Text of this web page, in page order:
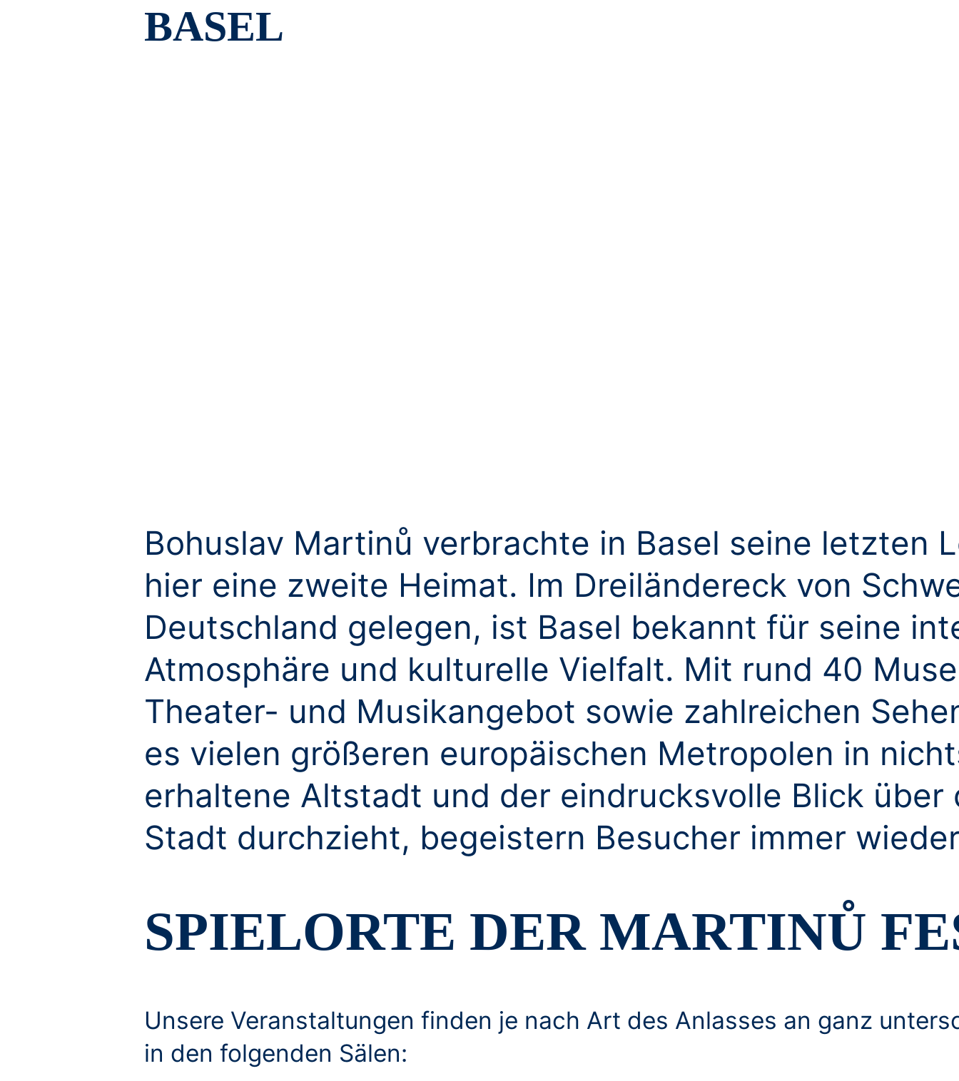
BASEL
Bohuslav Martinů verbrachte in Basel seine letzten
hier eine zweite Heimat. Im Dreiländereck von
Deutschland gelegen, ist Basel bekannt für seine
Atmosphäre und kulturelle Vielfalt. Mit rund 40
Theater- und Musikangebot sowie zahlreichen
es vielen größeren europäischen Metropolen in
erhaltene Altstadt und der eindrucksvolle Blick über
Stadt durchzieht, begeistern Besucher immer
SPIELORTE DER MARTINŮ
Unsere Veranstaltungen finden je nach Art des Anlasses an ganz
in den folgenden Sälen: